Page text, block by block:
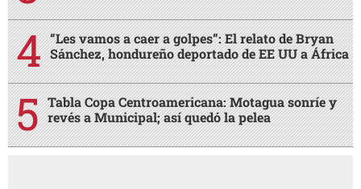
“Les vamos a caer a golpes”: El relato de Bryan
Sánchez, hondureño deportado de EE UU a África
Tabla Copa Centroamericana: Motagua sonríe y
revés a Municipal; así quedó la pelea